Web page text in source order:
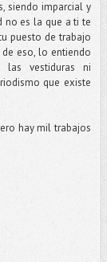
siendo imparcial y
no es la que a ti te
puesto de trabajo
eso, lo entiendo
las vestiduras ni
que existe
hay mil trabajos